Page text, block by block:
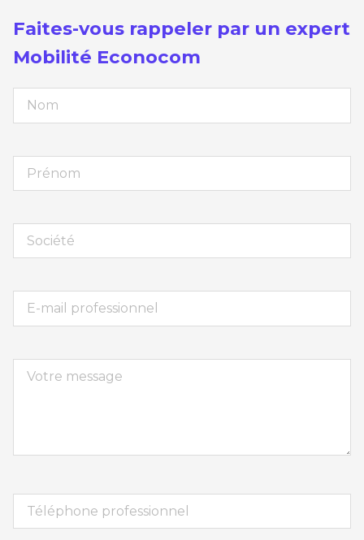
Faites-vous rappeler par un expert
Mobilité Econocom
Nom
Prénom
Société
Votre
Téléphone